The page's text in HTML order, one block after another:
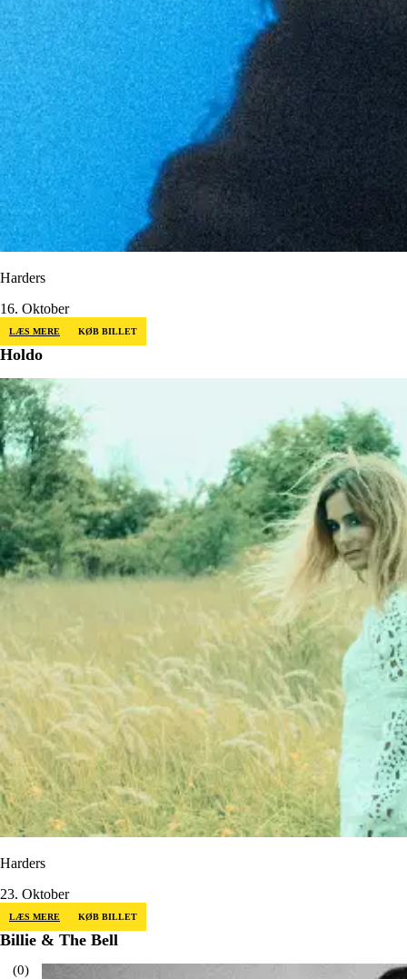
Harders
16. Oktober
LÆS MERE KØB BILLET
Holdo
Harders
23. Oktober
LÆS MERE KØB BILLET
Billie & The Bell
(0)